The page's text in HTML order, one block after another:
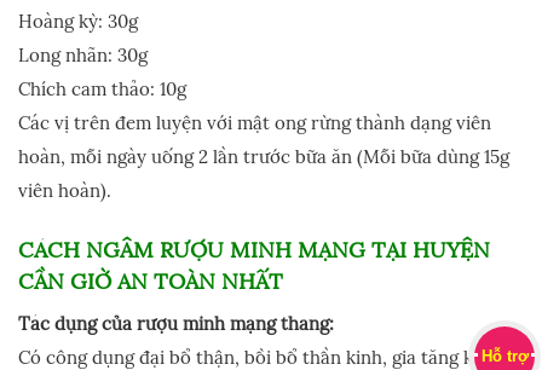
Hoàng kỳ: 30g
Long nhãn: 30g
Chích cam thảo: 10g
Các vị trên đem luyện với mật ong rừng thành dạng viên
hoàn, mỗi ngày uống 2 lần trước bữa ăn (Mỗi bữa dùng 15g
viên hoàn).
CÁCH NGÂM RƯỢU MINH MẠNG TẠI HUYỆN
CẦN GIỜ AN TOÀN NHẤT
Tác dụng của rượu minh mạng thang:
Có công dụng đại bổ thận, bồi bổ thần kinh, gia tăng khíHỗ trợ